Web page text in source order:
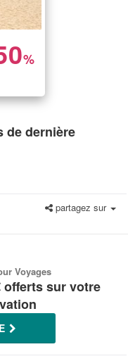
%
de dernière
partagez sur
Voyages
offerts sur votre